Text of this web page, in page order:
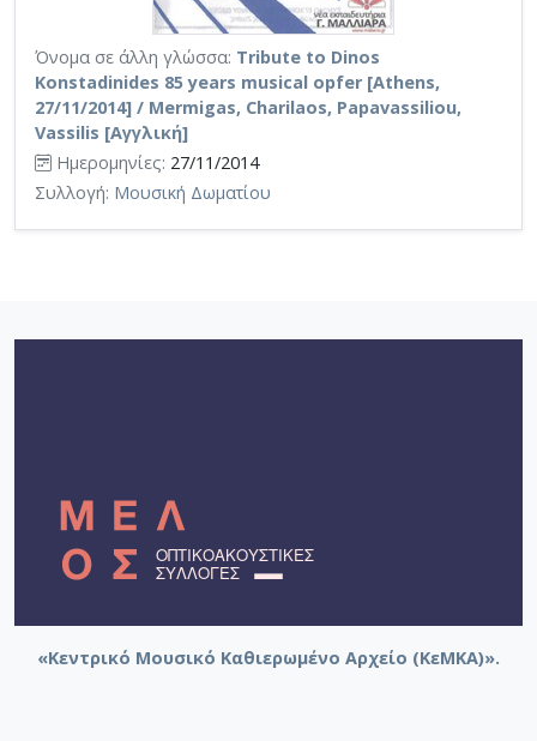
Όνομα σε άλλη γλώσσα: Tribute to Dinos
Konstadinides 85 years musical opfer [Athens,
27/11/2014] / Mermigas, Charilaos, Papavassiliou,
Vassilis [Αγγλική]
Ημερομηνίες: 27/11/2014
Συλλογή: Μουσική Δωματίου
«Κεντρικό Μουσικό Καθιερωμένο Αρχείο (ΚεΜΚΑ)».